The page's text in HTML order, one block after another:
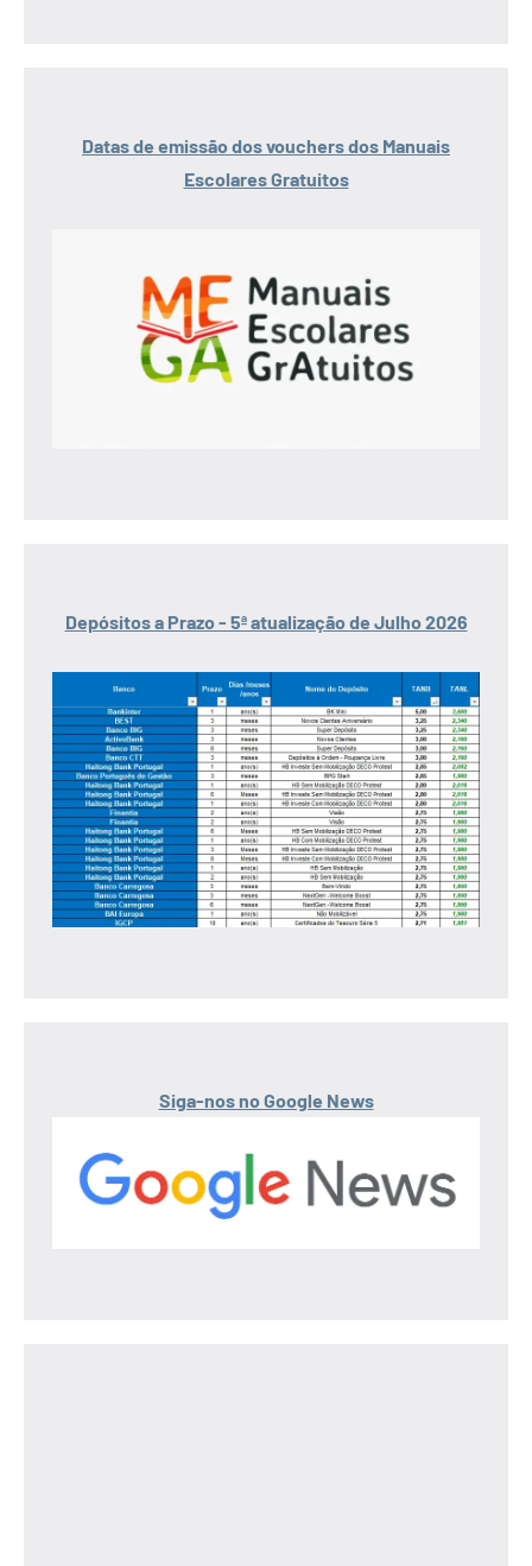
Datas de emissão dos vouchers dos Manuais
Escolares Gratuitos
Depósitos a Prazo - 5ª atualização de Julho 2026
Siga-nos no Google News